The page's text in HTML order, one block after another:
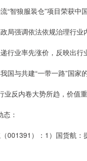
智狼服装仓”项目荣获中国
强调依法依规治理行业
业率先涨价，反映出行
与共建“一带一路”国家
反内卷大势所趋，价值重
：
）：1）国货航：